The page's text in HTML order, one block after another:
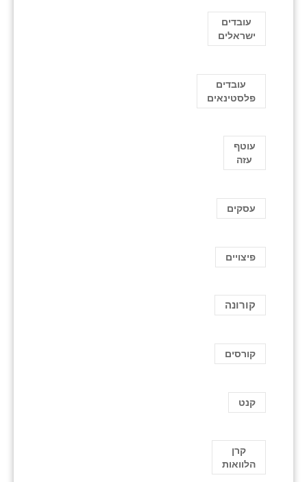
עובדים
ישראלים
עובדים
פלסטינאים
עוטף
עזה
עסקים
פיצויים
קורונה
קורסים
קנט
קרן
הלוואות